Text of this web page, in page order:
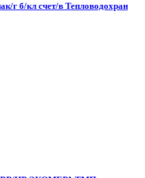
г б/кл счет/в Тепловодохран